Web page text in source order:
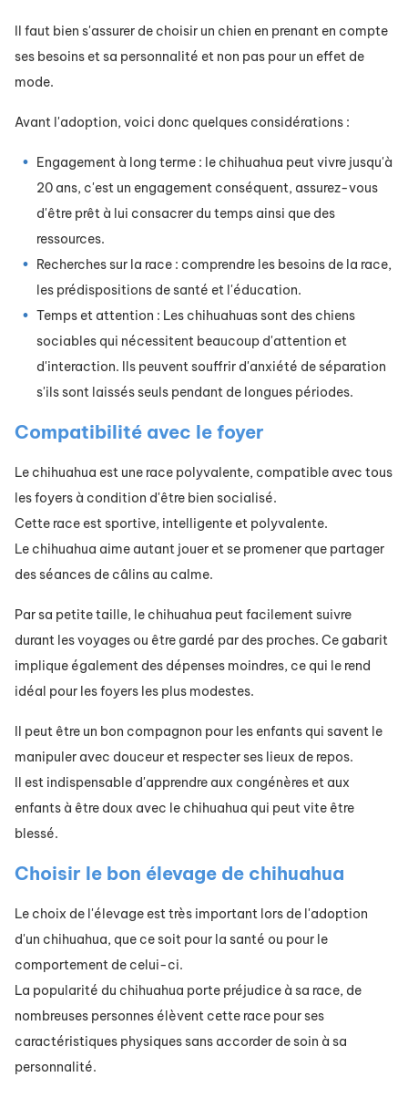
Il faut bien s'assurer de choisir un chien en prenant en compte
ses besoins et sa personnalité et non pas pour un effet de
mode.
Avant l'adoption, voici donc quelques considérations :
Engagement à long terme : le chihuahua peut vivre jusqu'à
20 ans, c'est un engagement conséquent, assurez-vous
d'être prêt à lui consacrer du temps ainsi que des
ressources.
Recherches sur la race : comprendre les besoins de la race,
les prédispositions de santé et l'éducation.
Temps et attention : Les chihuahuas sont des chiens
sociables qui nécessitent beaucoup d'attention et
d'interaction. Ils peuvent souffrir d'anxiété de séparation
s'ils sont laissés seuls pendant de longues périodes.
Compatibilité avec le foyer
Le chihuahua est une race polyvalente, compatible avec tous
les foyers à condition d'être bien socialisé.
Cette race est sportive, intelligente et polyvalente.
Le chihuahua aime autant jouer et se promener que partager
des séances de câlins au calme.
Par sa petite taille, le chihuahua peut facilement suivre
durant les voyages ou être gardé par des proches. Ce gabarit
implique également des dépenses moindres, ce qui le rend
idéal pour les foyers les plus modestes.
Il peut être un bon compagnon pour les enfants qui savent le
manipuler avec douceur et respecter ses lieux de repos.
Il est indispensable d'apprendre aux congénères et aux
enfants à être doux avec le chihuahua qui peut vite être
blessé.
Choisir le bon élevage de chihuahua
Le choix de l'élevage est très important lors de l'adoption
d'un chihuahua, que ce soit pour la santé ou pour le
comportement de celui-ci.
La popularité du chihuahua porte préjudice à sa race, de
nombreuses personnes élèvent cette race pour ses
caractéristiques physiques sans accorder de soin à sa
personnalité.